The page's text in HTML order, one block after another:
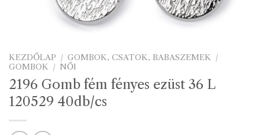
KEZDŐLAP / GOMBOK, CSATOK, BABASZEMEK /
GOMBOK / NŐI
2196 Gomb fém fényes ezüst 36 L
120529 40db/cs